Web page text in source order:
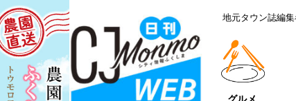
地元タウン誌編
グルメ